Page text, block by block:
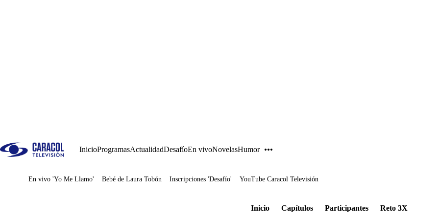
InicioProgramasActualidadDesafíoEn vivoNovelasHumor
Juegos
En vivo 'Yo Me Llamo' Bebé de Laura Tobón Inscripciones 'Desafío' YouTube Caracol Televisión
Inicio Capítulos Participantes Reto 3X